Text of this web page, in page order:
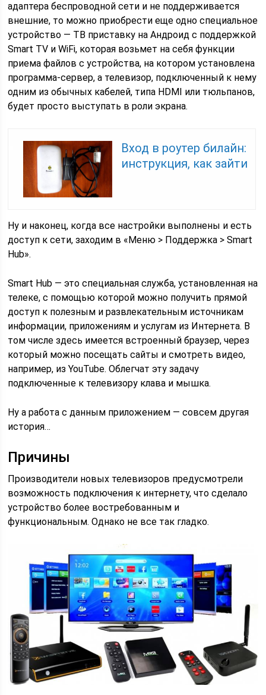
адаптера беспроводной сети и не поддерживается
внешние, то можно приобрести еще одно специальное
устройство — ТВ приставку на Андроид с поддержкой
Smart TV и WiFi, которая возьмет на себя функции
приема файлов с устройства, на котором установлена
программа-сервер, а телевизор, подключенный к нему
одним из обычных кабелей, типа HDMI или тюльпанов,
будет просто выступать в роли экрана.
Вход в роутер билайн:
инструкция, как зайти
Ну и наконец, когда все настройки выполнены и есть
доступ к сети, заходим в «Меню > Поддержка > Smart
Hub».
Smart Hub — это специальная служба, установленная на
телеке, с помощью которой можно получить прямой
доступ к полезным и развлекательным источникам
информации, приложениям и услугам из Интернета. В
том числе здесь имеется встроенный браузер, через
который можно посещать сайты и смотреть видео,
например, из YouTube. Облегчат эту задачу
подключенные к телевизору клава и мышка.
Ну а работа с данным приложением — совсем другая
история…
Причины
Производители новых телевизоров предусмотрели
возможность подключения к интернету, что сделало
устройство более востребованным и
функциональным. Однако не все так гладко.